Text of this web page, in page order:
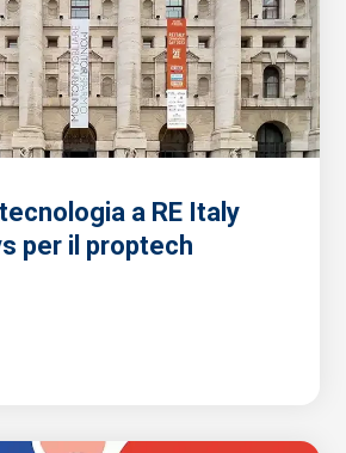
a RE Italy
per il proptech